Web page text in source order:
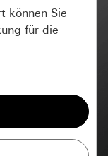
können Sie
für die
die